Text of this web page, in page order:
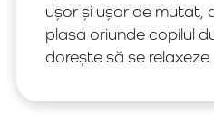
ușor și ușor de mutat,
plasa oriunde copilul
dorește să se relaxeze.